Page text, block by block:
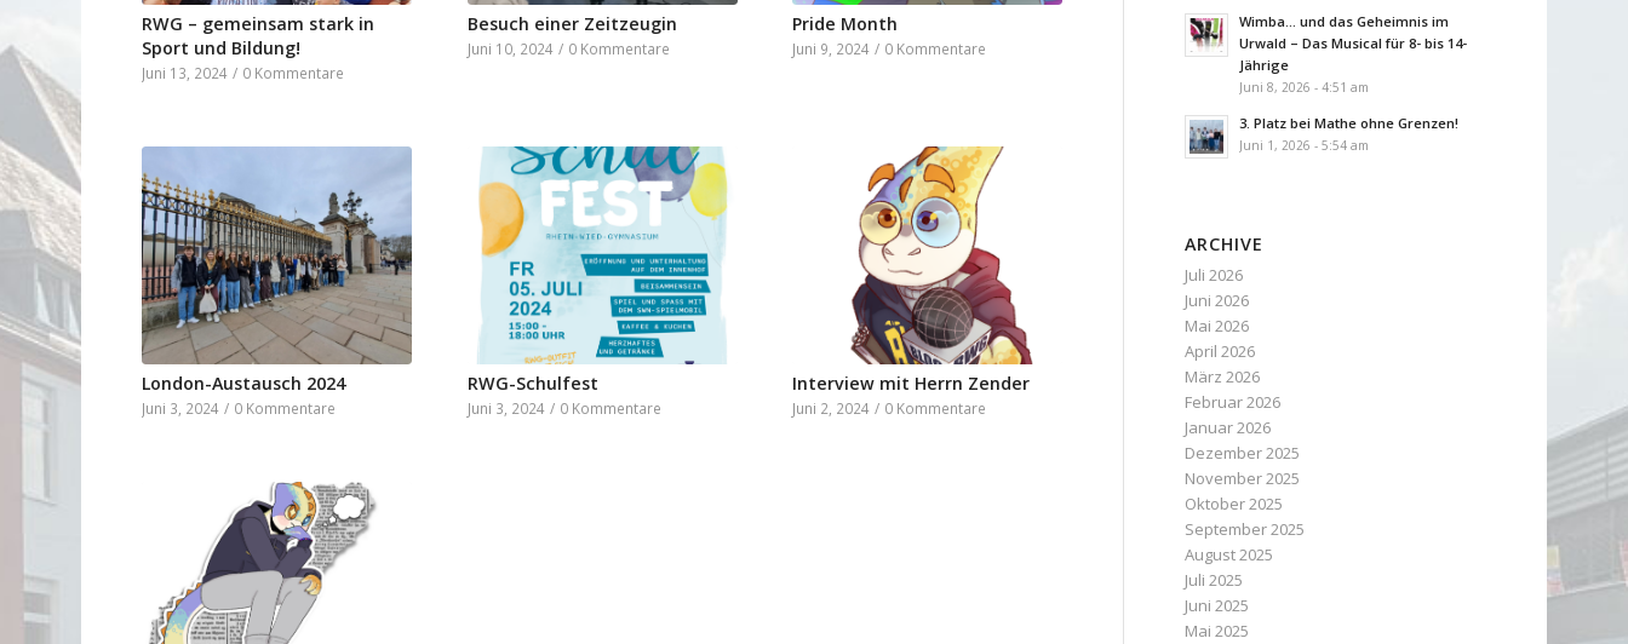
RWG – gemeinsam stark in
Sport und Bildung!
Juni 13, 2024 / 0 Kommentare
Besuch einer Zeitzeugin
Juni 10, 2024 / 0 Kommentare
Pride Month
Juni 9, 2024 / 0 Kommentare
London-Austausch 2024
Juni 3, 2024 / 0 Kommentare
RWG-Schulfest
Juni 3, 2024 / 0 Kommentare
Interview mit Herrn Zender
Juni 2, 2024 / 0 Kommentare
Wimba… und das Geheimnis im
Urwald – Das Musical für 8- bis 14-
Jährige
Juni 8, 2026 - 4:51 am
3. Platz bei Mathe ohne Grenzen!
Juni 1, 2026 - 5:54 am
ARCHIVE
Juli 2026
Juni 2026
Mai 2026
April 2026
März 2026
Februar 2026
Januar 2026
Dezember 2025
November 2025
Oktober 2025
September 2025
August 2025
Juli 2025
Juni 2025
Mai 2025